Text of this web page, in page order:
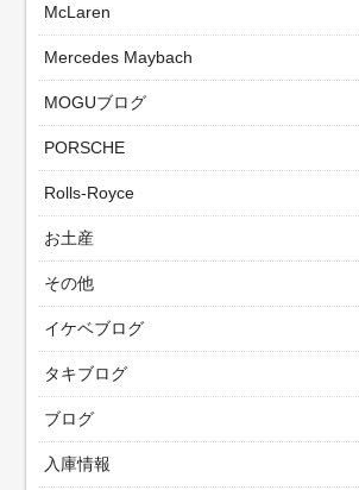
McLaren
Mercedes Maybach
MOGUブログ
PORSCHE
Rolls-Royce
お土産
その他
イケベブログ
タキブログ
ブログ
入庫情報